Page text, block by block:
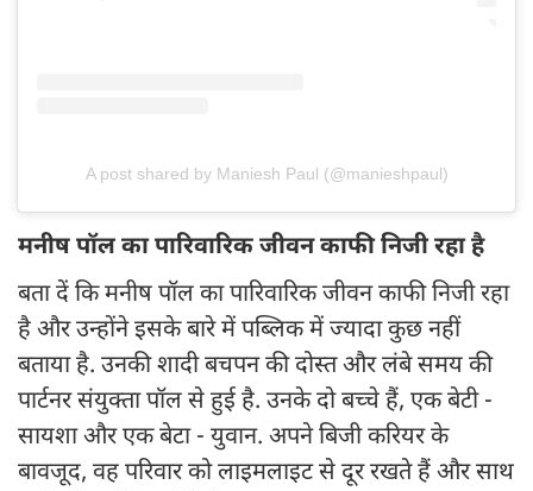
A post shared by Maniesh Paul (@manieshpaul)
मनीष पॉल का पारिवारिक जीवन काफी निजी रहा है
बता दें कि मनीष पॉल का पारिवारिक जीवन काफी निजी रहा
है और उन्होंने इसके बारे में पब्लिक में ज्यादा कुछ नहीं
बताया है. उनकी शादी बचपन की दोस्त और लंबे समय की
पार्टनर संयुक्ता पॉल से हुई है. उनके दो बच्चे हैं, एक बेटी -
सायशा और एक बेटा - युवान. अपने बिजी करियर के
बावजूद, वह परिवार को लाइमलाइट से दूर रखते हैं और साथ